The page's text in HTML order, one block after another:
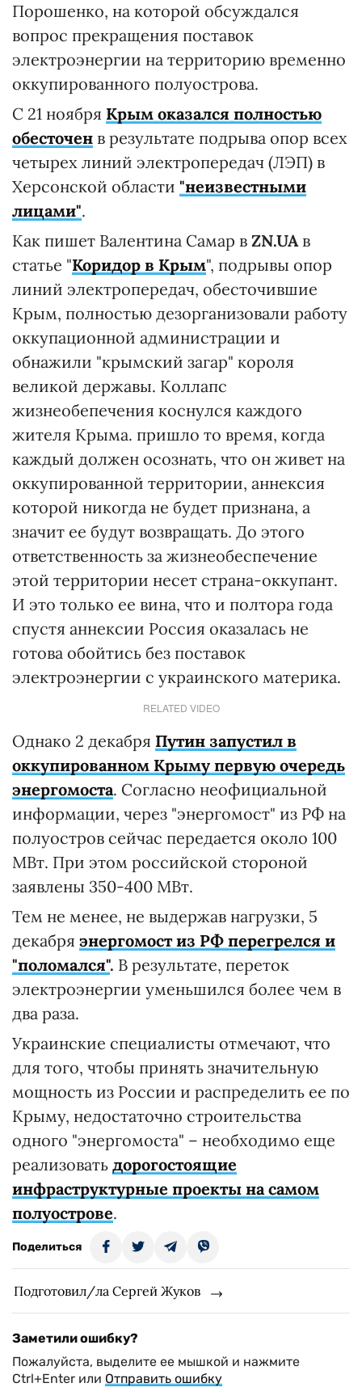
Порошенко, на которой обсуждался
вопрос прекращения поставок
электроэнергии на территорию временно
оккупированного полуострова.
С 21 ноября Крым оказался полностью
обесточен в результате подрыва опор всех
четырех линий электропередач (ЛЭП) в
Херсонской области "неизвестными
лицами".
Как пишет Валентина Самар в ZN.UAв
статье "Коридор в Крым", подрывы опор
линий электропередач, обесточившие
Крым, полностью дезорганизовали работу
оккупационной администрации и
обнажили "крымский загар" короля
великой державы. Коллапс
жизнеобепечения коснулся каждого
жителя Крыма. пришло то время, когда
каждый должен осознать, что он живет на
оккупированной территории, аннексия
которой никогда не будет признана, а
значит ее будут возвращать. До этого
ответственность за жизнеобеспечение
этой территории несет страна-оккупант.
И это только ее вина, что и полтора года
спустя аннексии Россия оказалась не
готова обойтись без поставок
электроэнергии с украинского материка.
RELATED VIDEO
Однако 2 декабря Путин запустил в
оккупированном Крыму первую очередь
энергомоста. Согласно неофициальной
информации, через "энергомост" из РФ на
полуостров сейчас передается около 100
МВт. При этом российской стороной
заявлены 350-400 МВт.
Тем не менее, не выдержав нагрузки, 5
декабря энергомост из РФ перегрелся и
"поломался". В результате, переток
электроэнергии уменьшился более чем в
два раза.
Украинские специалисты отмечают, что
для того, чтобы принять значительную
мощность из России и распределить ее по
Крыму, недостаточно строительства
одного "энергомоста" – необходимо еще
реализовать дорогостоящие
инфраструктурные проекты на самом
полуострове.
Поделиться
Подготовил/ла Сергей Жуков
Заметили ошибку?
Пожалуйста, выделите ее мышкой и нажмите
Ctrl+Enter или Отправить ошибку